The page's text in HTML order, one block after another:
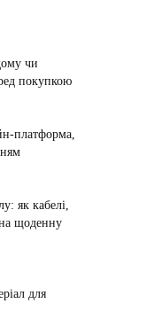
чи
покупкою
платформа,
як кабелі,
щоденну
для